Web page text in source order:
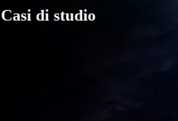
Casi di studio
Português